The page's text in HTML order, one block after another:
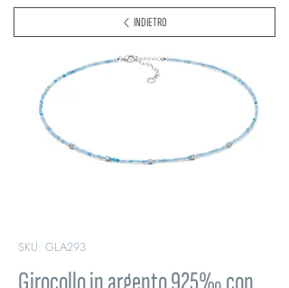
SKU: GLA293
INDIETRO